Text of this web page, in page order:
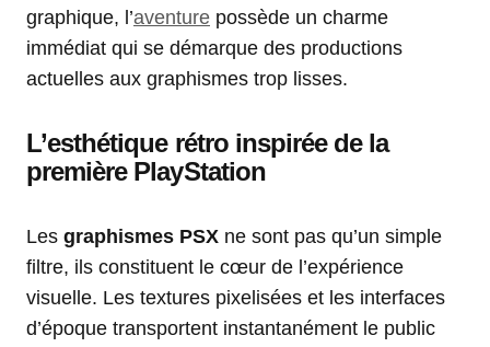
graphique, l’aventure possède un charme
immédiat qui se démarque des productions
actuelles aux graphismes trop lisses.
L’esthétique rétro inspirée de la
première PlayStation
Les graphismes PSX ne sont pas qu’un simple
filtre, ils constituent le cœur de l’expérience
visuelle. Les textures pixelisées et les interfaces
d’époque transportent instantanément le public